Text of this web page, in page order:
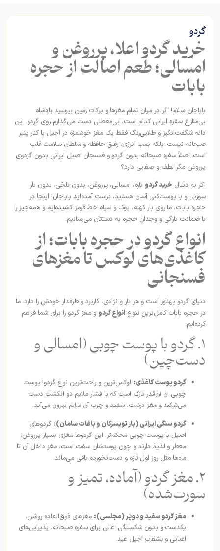
گردو
خرید گردو اعلا، پرروغن و
امسالی؛ طعم اصالت از حجره
بابات
باباجان سلام! اگر در میان تمام مغزها و برکات زمین بپرسید پادشاه
بی‌منازع سفره ایرانی کدام است، بی‌معطلی دست می‌گذارم روی گردو. این
دانه شگفت‌انگیز و طلایی‌رنگ فقط یک مغز خوشمزه در آجیل یا کنار پنیر
صبحانه نیست؛ بلکه بمب انرژی، رفیق حافظه و سلطان سلامت قلب
است. اصلاً سفره صبحانه بدون گردو و فسنجان اصیل ایرانی بدون گردوی
پرروغن مگر لطف و صفایی دارد؟
اگر به دنبال خرید گردو تازه، امسالی، پرروغن، بدون تلخی، بدون بار
سوزنی و با پوست‌کنی آسان هستید، درست آمده‌اید باباجان! اینجا در
حجره بابات، ما روی بار کهنه، پوک و سیاه خط قرمز کشیده‌ایم و همه‌چیز را
با ضمانت تازگی و وجدان حجره به دستتان می‌رسانیم.
انواع گردو در حجره بابات؛ از
کاغذی‌های لوکس تا مغزهای
فسنجانی
دنیای گردو پهناور است و هر بار و نژادی، کاربرد و طرفدار خودش را دارد. ما
در حجره بابات کامل‌ترین تنوع انواع گردو و مغز گردو را برای شما فراهم
کرده‌ایم:
۱. گردو با پوست چوبی (امسالی و
دست‌چین)
گردو پوست کاغذی: لوکس‌ترین و راحت‌ترین نوع گردو! پوست
چوبی آن آن‌قدر نازک است که با فشار ملایم دو انگشت دست
می‌شکند و مغز درشت، سفید و چرب آن سالم بیرون می‌آید.
گردو سنگی ایرانی (بار تویسرکان و باغات سامان): گردوهای
اصیل با پوست چوبی محکم‌تر. این گردو‌ها مغزی بسیار پرروغن،
معطر و لذیذ دارند و چون پوستشان سفت است، مغز داخل آن تا
ماه‌ها مثل روز اول تازه و دست‌نخورده باقی می‌ماند.
۲. مغز گردو (آماده، تمیز و
سورت‌شده)
مغز گردو سفید و دوپَر (مجلسی): مغزهای فوق‌العاده روشن،
یکدست و بدون شکستگی؛ عالی برای سفره صبحانه، پذیرایی‌های
اعیانی و بشقاب آجیل عید.